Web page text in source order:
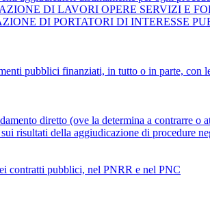
DI LAVORI OPERE SERVIZI E
DI PORTATORI DI INTERESSE
pubblici finanziati, in tutto o in parte,
diretto (ove la determina a contrarre o
risultati della aggiudicazione di procedure
contratti pubblici, nel PNRR e nel PNC